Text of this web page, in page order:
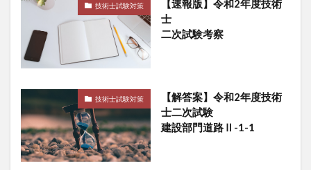
技術士試験対策
【速報版】令和2年度技術
士
二次試験考察
技術士試験対策
【解答案】令和2年度技術
士二次試験
建設部門道路Ⅱ-1-1